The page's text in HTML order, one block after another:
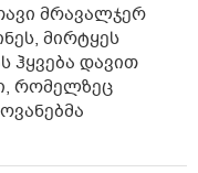
მრავალჯერ
მირტყეს
ჰყვება დავით
რომელზეც